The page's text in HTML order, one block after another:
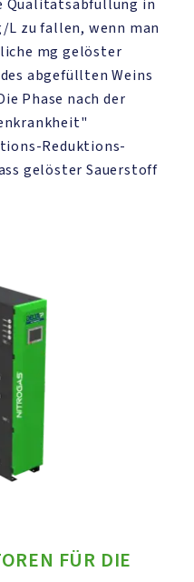
Qualitätsabfüllung in
L zu fallen, wenn man
mg gelöster
abgefüllten Weins
Phase nach der
Reduktions-
gelöster Sauerstoff
FÜR DIE